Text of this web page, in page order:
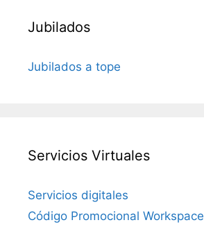
Jubilados
Jubilados a tope
Servicios Virtuales
Servicios digitales
Código Promocional Workspace